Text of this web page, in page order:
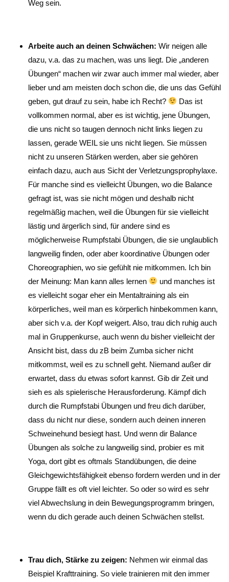
Weg sein.
Arbeite auch an deinen Schwächen: Wir neigen alle
dazu, v.a. das zu machen, was uns liegt. Die „anderen
Übungen“ machen wir zwar auch immer mal wieder, aber
lieber und am meisten doch schon die, die uns das Gefühl
geben, gut drauf zu sein, habe ich Recht?
Das ist
vollkommen normal, aber es ist wichtig, jene Übungen,
die uns nicht so taugen dennoch nicht links liegen zu
lassen, gerade WEIL sie uns nicht liegen. Sie müssen
nicht zu unseren Stärken werden, aber sie gehören
einfach dazu, auch aus Sicht der Verletzungsprophylaxe.
Für manche sind es vielleicht Übungen, wo die Balance
gefragt ist, was sie nicht mögen und deshalb nicht
regelmäßig machen, weil die Übungen für sie vielleicht
lästig und ärgerlich sind, für andere sind es
möglicherweise Rumpfstabi Übungen, die sie unglaublich
langweilig finden, oder aber koordinative Übungen oder
Choreographien, wo sie gefühlt nie mitkommen. Ich bin
der Meinung: Man kann alles lernen
und manches ist
es vielleicht sogar eher ein Mentaltraining als ein
körperliches, weil man es körperlich hinbekommen kann,
aber sich v.a. der Kopf weigert. Also, trau dich ruhig auch
mal in Gruppenkurse, auch wenn du bisher vielleicht der
Ansicht bist, dass du zB beim Zumba sicher nicht
mitkommst, weil es zu schnell geht. Niemand außer dir
erwartet, dass du etwas sofort kannst. Gib dir Zeit und
sieh es als spielerische Herausforderung. Kämpf dich
durch die Rumpfstabi Übungen und freu dich darüber,
dass du nicht nur diese, sondern auch deinen inneren
Schweinehund besiegt hast. Und wenn dir Balance
Übungen als solche zu langweilig sind, probier es mit
Yoga, dort gibt es oftmals Standübungen, die deine
Gleichgewichtsfähigkeit ebenso fordern werden und in der
Gruppe fällt es oft viel leichter. So oder so wird es sehr
viel Abwechslung in dein Bewegungsprogramm bringen,
wenn du dich gerade auch deinen Schwächen stellst.
Trau dich, Stärke zu zeigen: Nehmen wir einmal das
Beispiel Krafttraining. So viele trainieren mit den immer